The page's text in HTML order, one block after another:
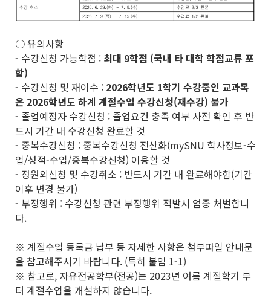
○ 유의사항
- 수강신청 가능학점 : 최대 9학점 (국내 타 대학 학점교류 포
함)
- 수강신청 및 재이수 : 2026학년도 1학기 수강중인 교과목
은 2026학년도 하계 계절수업 수강신청(재수강) 불가
- 졸업예정자 수강신청 : 졸업요건 충족 여부 사전 확인 후 반
드시 기간 내 수강신청 완료할 것
- 중복수강신청 : 중복수강신청 전산화(mySNU 학사정보-수
업/성적-수업/중복수강신청) 이용할 것
- 정원외신청 및 수강취소 : 반드시 기간 내 완료해야함(기간
이후 변경 불가)
- 부정행위 : 수강신청 관련 부정행위 적발시 엄중 처벌합니
다.
※ 계절수업 등록금 납부 등 자세한 사항은 첨부파일 안내문
을 참고해주시기 바랍니다. (특히 붙임 1-1)
※ 참고로, 자유전공학부(전공)는 2023년 여름 계절학기 부
터 계절수업을 개설하지 않습니다.